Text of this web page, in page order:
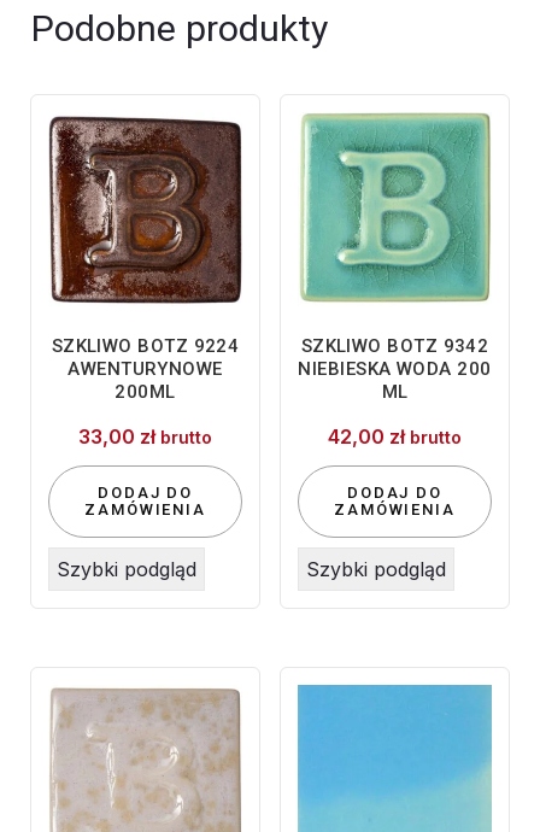
Podobne produkty
SZKLIWO BOTZ 9224
AWENTURYNOWE
200ML
33,00 zł brutto
DODAJ DO
ZAMÓWIENIA
Szybki podgląd
SZKLIWO BOTZ 9342
NIEBIESKA WODA 200
ML
42,00 zł brutto
DODAJ DO
ZAMÓWIENIA
Szybki podgląd